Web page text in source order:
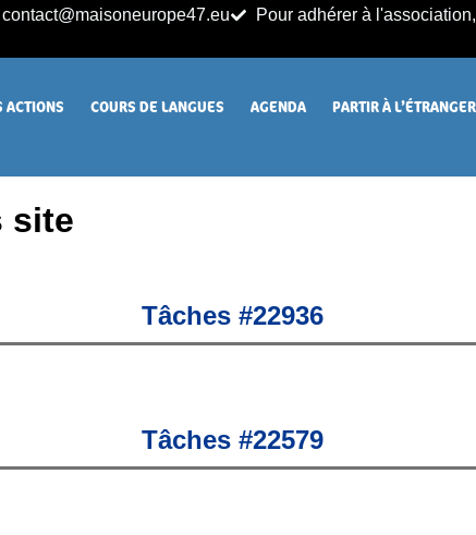
contact@maisoneurope47.eu Pour adhérer à
ACTIONS COURS DE LANGUES AGENDA PARTIR À L’ÉTRANGER
site
Tâches #22936
Tâches #22579